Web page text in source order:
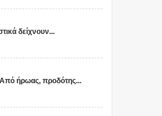
δείχνουν...
ήρωας, προδότης...